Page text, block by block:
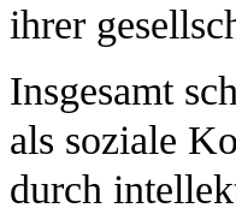
ihrer
Insgesamt
als soziale
durch